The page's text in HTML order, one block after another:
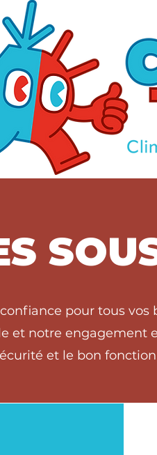
pour tous vos
et notre
et le bon